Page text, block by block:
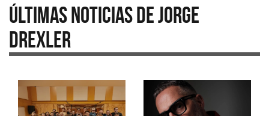
Últimas Noticias de Jorge
Drexler